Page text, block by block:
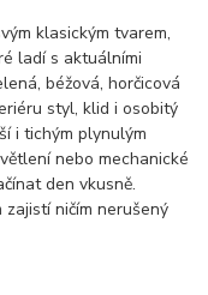
klasickým tvarem,
ladí s aktuálními
béžová, horčicová
styl, klid i osobitý
i tichým plynulým
nebo mechanické
den vkusně.
ničím nerušený